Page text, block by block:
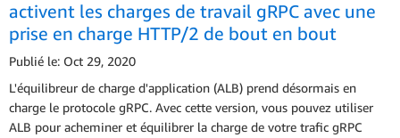
activent les charges de travail gRPC avec une
prise en charge HTTP/2 de bout en bout
Publié le: Oct 29, 2020
L'équilibreur de charge d'application (ALB) prend désormais en
charge le protocole gRPC. Avec cette version, vous pouvez utiliser
ALB pour acheminer et équilibrer la charge de votre trafic gRPC